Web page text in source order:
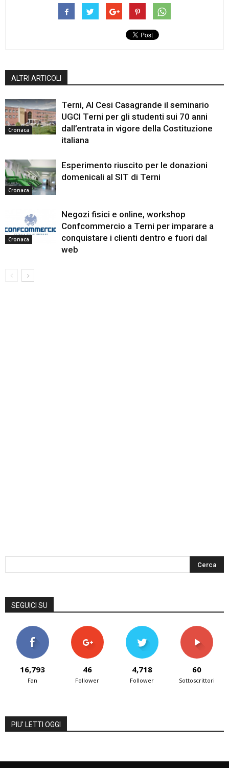
ALTRI ARTICOLI
Cronaca
Terni, Al Cesi Casagrande il seminario
UGCI Terni per gli studenti sui 70 anni
dall’entrata in vigore della Costituzione
italiana
Cronaca
Esperimento riuscito per le donazioni
domenicali al SIT di Terni
Cronaca
Negozi fisici e online, workshop
Confcommercio a Terni per imparare a
conquistare i clienti dentro e fuori dal
web
SEGUICI SU
16,793
Fan
46
Follower
4,718
Follower
60
Sottoscrittori
PIU' LETTI OGGI